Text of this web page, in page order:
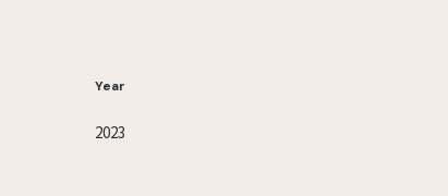
Year
2023